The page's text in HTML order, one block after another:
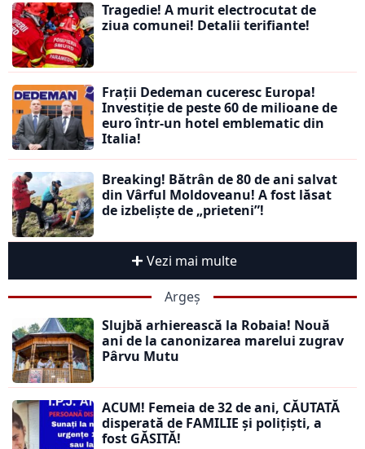
Tragedie! A murit electrocutat de
ziua comunei! Detalii terifiante!
Frații Dedeman cuceresc Europa!
Investiție de peste 60 de milioane de
euro într-un hotel emblematic din
Italia!
Breaking! Bătrân de 80 de ani salvat
din Vârful Moldoveanu! A fost lăsat
de izbeliște de „prieteni”!
Vezi mai multe
Argeș
Slujbă arhierească la Robaia! Nouă
ani de la canonizarea marelui zugrav
Pârvu Mutu
ACUM! Femeia de 32 de ani, CĂUTATĂ
disperată de FAMILIE și polițiști, a
fost GĂSITĂ!